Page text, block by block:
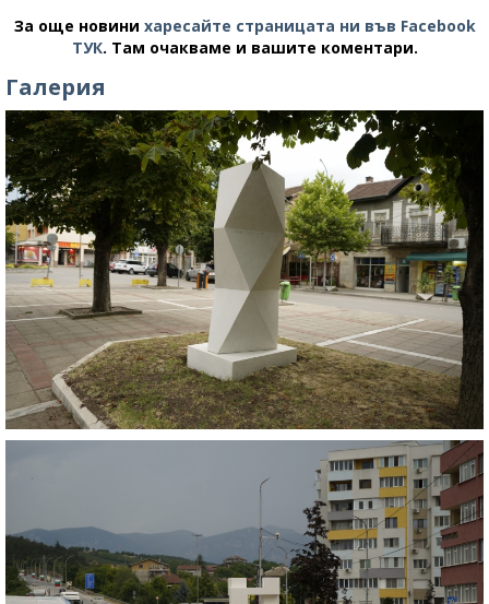
За още новини харесайте страницата ни във Facebook
ТУК. Там очакваме и вашите коментари.
Галерия